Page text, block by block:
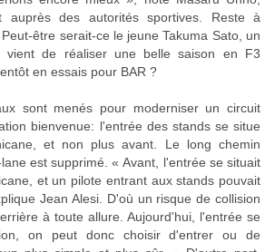
auprès des autorités sportives. Reste à
être serait-ce le jeune Takuma Sato, un
vient de réaliser une belle saison en F3
en essais pour BAR ?
sont menés pour moderniser un circuit
bienvenue: l'entrée des stands se situe
et non plus avant. Le long chemin
est supprimé. « Avant, l'entrée se situait
et un pilote entrant aux stands pouvait
Jean Alesi. D'où un risque de collision
à toute allure. Aujourd'hui, l'entrée se
on peut donc choisir d'entrer ou de